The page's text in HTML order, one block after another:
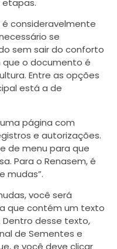
etapas.
é consideravelmente
se
sem sair do conforto
que o documento é
Entre as opções
está a de
página com
e autorizações.
de menu para que
Para o Renasem, é
mudas”.
você será
que contém um texto
desse texto,
de Sementes e
e você deve clicar